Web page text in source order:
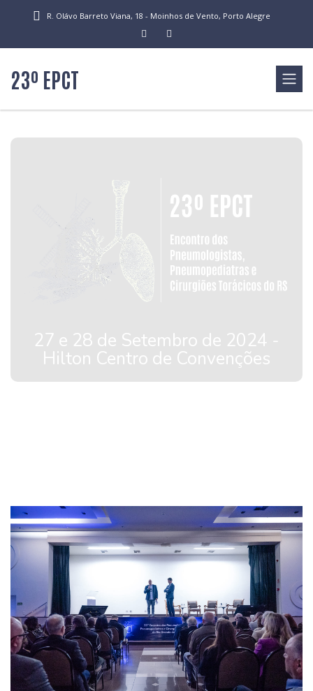
R. Olávo Barreto Viana, 18 - Moinhos de Vento, Porto Alegre
23º EPCT
27 e 28 de Setembro de 2024 -
Hilton Centro de Convenções